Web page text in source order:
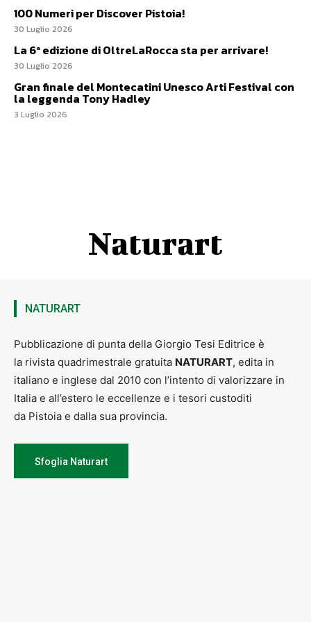
100 Numeri per Discover Pistoia!
30 Luglio 2026
La 6ª edizione di OltreLaRocca sta per arrivare!
30 Luglio 2026
Gran finale del Montecatini Unesco Arti Festival con
la leggenda Tony Hadley
3 Luglio 2026
Naturart
NATURART
Pubblicazione di punta della Giorgio Tesi Editrice è
la rivista quadrimestrale gratuita NATURART, edita in
italiano e inglese dal 2010 con l’intento di valorizzare in
Italia e all’estero le eccellenze e i tesori custoditi
da Pistoia e dalla sua provincia.
Sfoglia Naturart